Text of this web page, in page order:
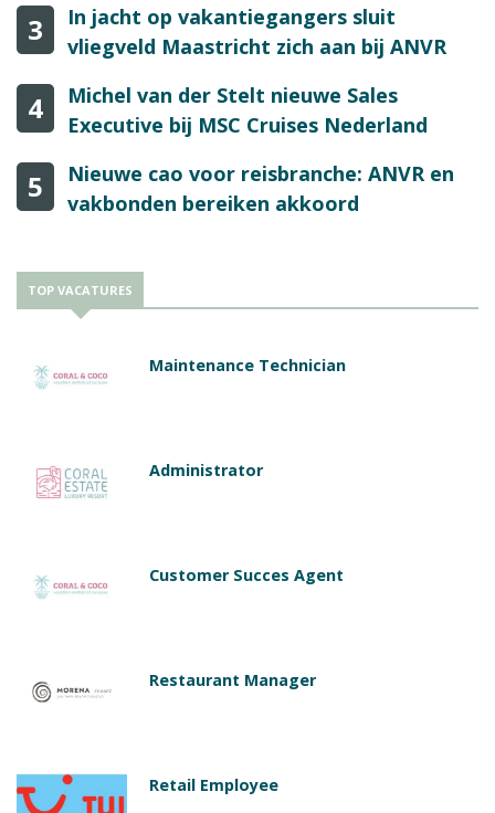
3
In jacht op vakantiegangers sluit
vliegveld Maastricht zich aan bij ANVR
4
Michel van der Stelt nieuwe Sales
Executive bij MSC Cruises Nederland
5
Nieuwe cao voor reisbranche: ANVR en
vakbonden bereiken akkoord
TOP VACATURES
Maintenance Technician
Administrator
Customer Succes Agent
Restaurant Manager
Retail Employee